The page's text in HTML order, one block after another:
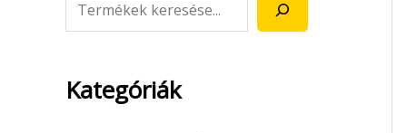
Kategóriák